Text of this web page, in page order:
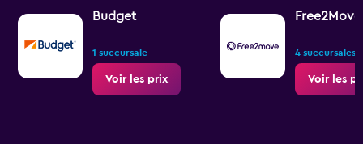
Budget
1 succursale
Voir les prix
Free2Move
4 succursales
Voir les